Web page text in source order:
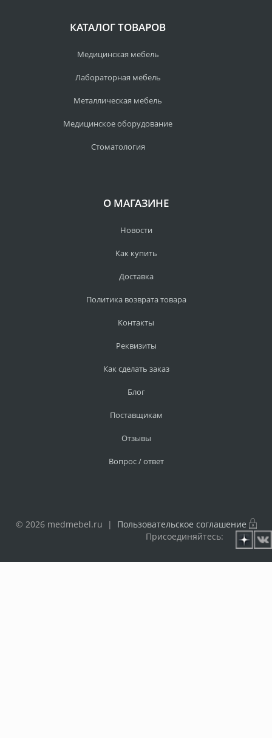
КАТАЛОГ ТОВАРОВ
Медицинская мебель
Лабораторная мебель
Металлическая мебель
Медицинское оборудование
Стоматология
О МАГАЗИНЕ
Новости
Как купить
Доставка
Политика возврата товара
Контакты
Реквизиты
Как сделать заказ
Блог
Поставщикам
Отзывы
Вопрос / ответ
© 2026 medmebel.ru | Пользовательское соглашение
Присоединяйтесь: